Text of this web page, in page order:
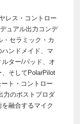
レス・コントロー
ュアル出力コンデ
・セラミック・カ
ンドメイド、マ
ター/パッド、オ
そしてPolarPilot
ト・コントロー
力のポストプロダ
融合するマイク